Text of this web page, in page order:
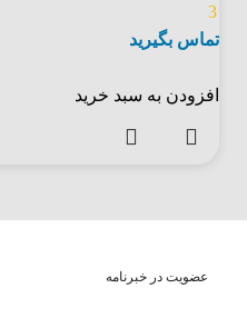
3
تماس بگیرید
افزودن به سبد خرید
عضویت در خبرنامه